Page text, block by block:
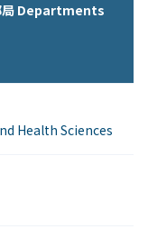
局 Departments
Health Sciences